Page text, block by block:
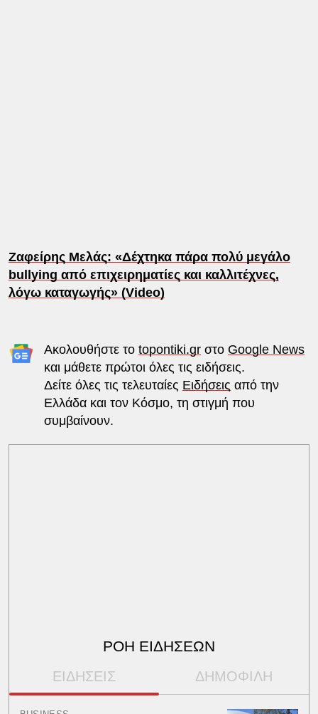
Ζαφείρης Μελάς: «Δέχτηκα πάρα πολύ μεγάλο
bullying από επιχειρηματίες και καλλιτέχνες,
λόγω καταγωγής» (Video)
Ακολουθήστε το topontiki.grστο Google News
και μάθετε πρώτοι όλες τις ειδήσεις.
Δείτε όλες τις τελευταίες Ειδήσεις από την
Ελλάδα και τον Κόσμο, τη στιγμή που
συμβαίνουν.
ΡΟΗ ΕΙΔΗΣΕΩΝ
ΕΙΔΗΣΕΙΣ ΔΗΜΟΦΙΛΗ